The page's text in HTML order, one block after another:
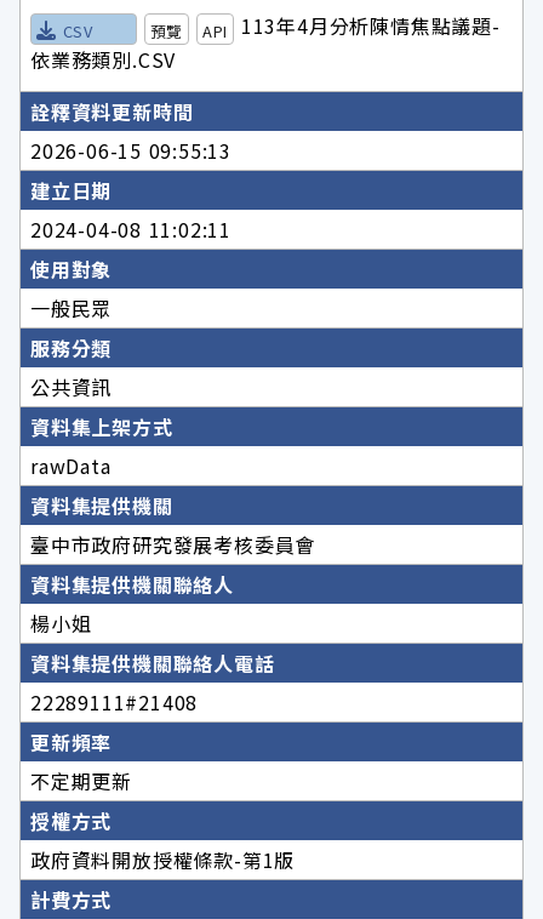
CSV 預覽 API
113年4月分析陳情焦點議題-
依業務類別.CSV
詮釋資料更新時間
2026-06-15 09:55:13
建立日期
2024-04-08 11:02:11
使用對象
一般民眾
服務分類
公共資訊
資料集上架方式
rawData
資料集提供機關
臺中市政府研究發展考核委員會
資料集提供機關聯絡人
楊小姐
資料集提供機關聯絡人電話
22289111#21408
更新頻率
不定期更新
授權方式
政府資料開放授權條款-第1版
計費方式